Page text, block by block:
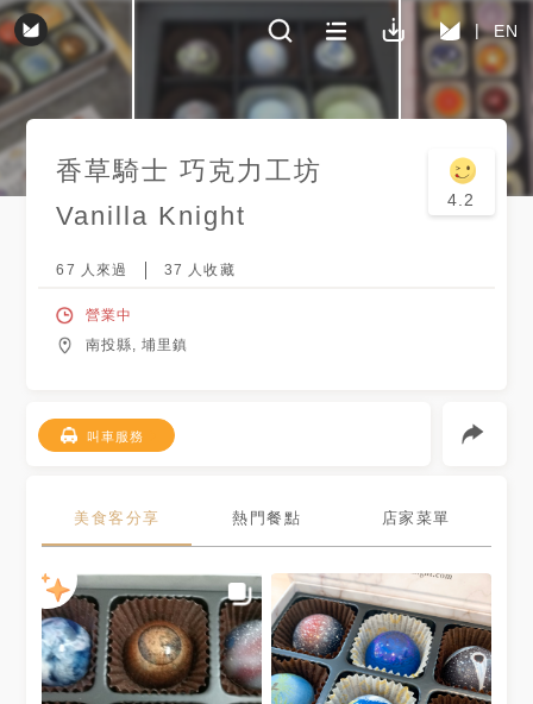
EN
香草騎士 巧克力工坊
Vanilla Knight
4.2
67 人來過 37 人收藏
營業中
南投縣, 埔里鎮
叫車服務
美食客分享 熱門餐點 店家菜單